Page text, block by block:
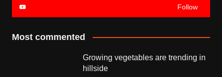
Follow
Most commented
Growing vegetables are trending in
hillside